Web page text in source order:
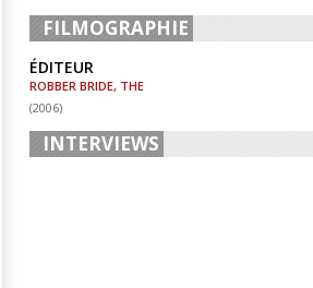
FILMOGRAPHIE
ÉDITEUR
ROBBER BRIDE, THE
(2006)
INTERVIEWS